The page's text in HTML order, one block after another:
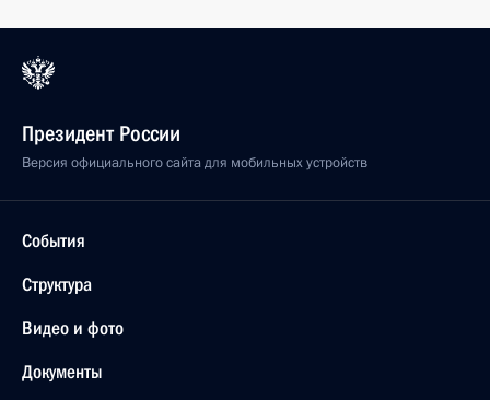
Президент России
Версия официального сайта для мобильных устройств
События
Структура
Видео и фото
Документы